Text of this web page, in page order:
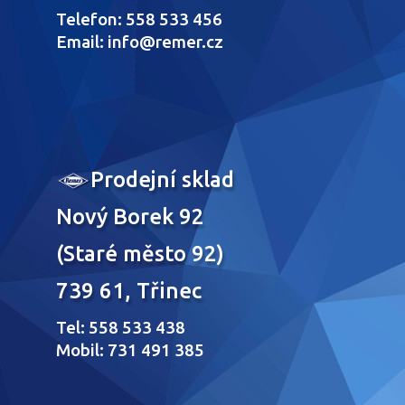
Telefon: 558 533 456
Email: info@remer.cz
Prodejní sklad
Nový Borek 92
(Staré město 92)
739 61, Třinec
Tel: 558 533 438
Mobil: 731 491 385